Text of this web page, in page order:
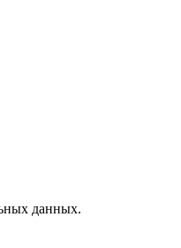
данных.